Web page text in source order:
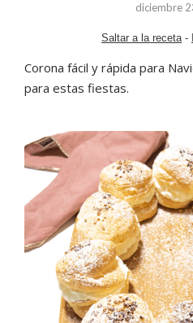
diciembre
Saltar a la receta-
Corona fácil y rápida para
para estas fiestas.